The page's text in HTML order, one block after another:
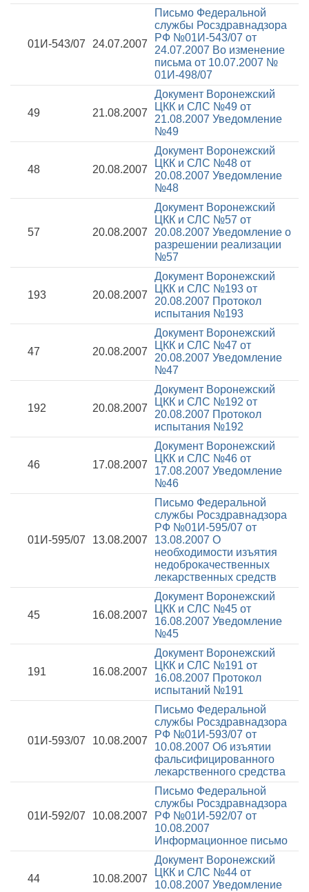
01И-543/07 24.07.2007
Письмо Федеральной
службы Росздравнадзора
РФ №01И-543/07 от
24.07.2007 Во изменение
письма от 10.07.2007 №
01И-498/07
49 21.08.2007
Документ Воронежский
ЦКК и СЛС №49 от
21.08.2007 Уведомление
№49
48 20.08.2007
Документ Воронежский
ЦКК и СЛС №48 от
20.08.2007 Уведомление
№48
57 20.08.2007
Документ Воронежский
ЦКК и СЛС №57 от
20.08.2007 Уведомление о
разрешении реализации
№57
193 20.08.2007
Документ Воронежский
ЦКК и СЛС №193 от
20.08.2007 Протокол
испытания №193
47 20.08.2007
Документ Воронежский
ЦКК и СЛС №47 от
20.08.2007 Уведомление
№47
192 20.08.2007
Документ Воронежский
ЦКК и СЛС №192 от
20.08.2007 Протокол
испытания №192
46 17.08.2007
Документ Воронежский
ЦКК и СЛС №46 от
17.08.2007 Уведомление
№46
01И-595/07 13.08.2007
Письмо Федеральной
службы Росздравнадзора
РФ №01И-595/07 от
13.08.2007 О
необходимости изъятия
недоброкачественных
лекарственных средств
45 16.08.2007
Документ Воронежский
ЦКК и СЛС №45 от
16.08.2007 Уведомление
№45
191 16.08.2007
Документ Воронежский
ЦКК и СЛС №191 от
16.08.2007 Протокол
испытаний №191
01И-593/07 10.08.2007
Письмо Федеральной
службы Росздравнадзора
РФ №01И-593/07 от
10.08.2007 Об изъятии
фальсифицированного
лекарственного средства
01И-592/07 10.08.2007
Письмо Федеральной
службы Росздравнадзора
РФ №01И-592/07 от
10.08.2007
Информационное письмо
44 10.08.2007
Документ Воронежский
ЦКК и СЛС №44 от
10.08.2007 Уведомление